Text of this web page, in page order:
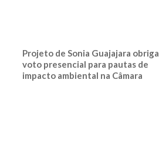
Projeto de Sonia Guajajara obriga
voto presencial para pautas de
impacto ambiental na Câmara